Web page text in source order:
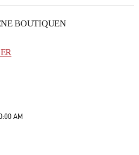
BOUTIQUEN
AM